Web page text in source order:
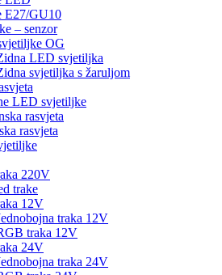
E27/GU10
– senzor
OG
LED svjetiljka
svjetiljka s žaruljom
LED svjetiljke
rasvjeta
rasvjeta
220V
trake
12V
traka 12V
traka 12V
24V
traka 24V